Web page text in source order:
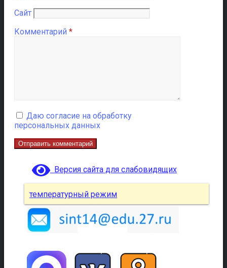
Сайт
Комментарий *
Даю согласие на обработку
персональных данных
Версия сайта для слабовидящих
температурный режим